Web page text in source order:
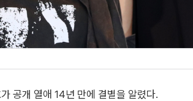
공개 열애 14년 만에 결별을 알렸다.